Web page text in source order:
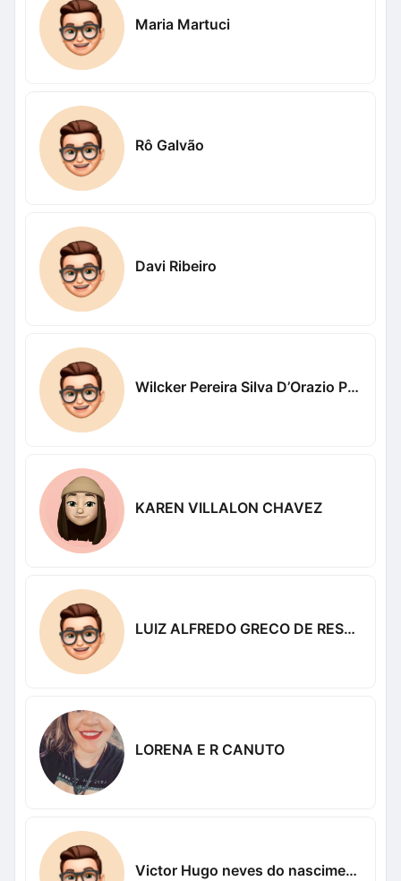
Maria Martuci
Rô Galvão
Davi Ribeiro
Wilcker Pereira Silva D’Orazio Pereira Silva D’Orazio
KAREN VILLALON CHAVEZ
LUIZ ALFREDO GRECO DE RESENDE
LORENA E R CANUTO
Victor Hugo neves do nascimento Neves